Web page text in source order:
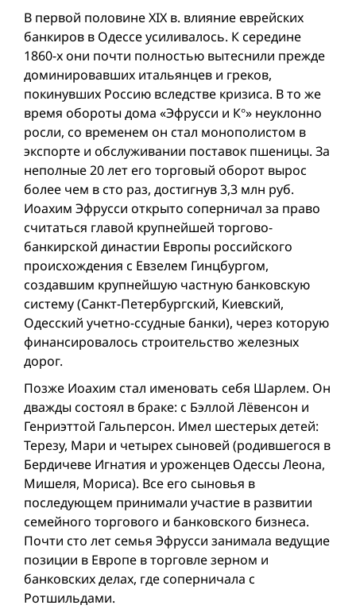
В первой половине XIX в. влияние еврейских
банкиров в Одессе усиливалось. К середине
1860-х они почти полностью вытеснили прежде
доминировавших итальянцев и греков,
покинувших Россию вследстве кризиса. В то же
время обороты дома «Эфрусси и К°» неуклонно
росли, со временем он стал монополистом в
экспорте и обслуживании поставок пшеницы. За
неполные 20 лет его торговый оборот вырос
более чем в сто раз, достигнув 3,3 млн руб.
Иоахим Эфрусси открыто соперничал за право
считаться главой крупнейшей торгово-
банкирской династии Европы российского
происхождения с Евзелем Гинцбургом,
создавшим крупнейшую частную банковскую
систему (Санкт-Петербургский, Киевский,
Одесский учетно-ссудные банки), через которую
финансировалось строительство железных
дорог.
Позже Иоахим стал именовать себя Шарлем. Он
дважды состоял в браке: с Бэллой Лёвенсон и
Генриэттой Гальперсон. Имел шестерых детей:
Терезу, Мари и четырех сыновей (родившегося в
Бердичеве Игнатия и уроженцев Одессы Леона,
Мишеля, Мориса). Все его сыновья в
последующем принимали участие в развитии
семейного торгового и банковского бизнеса.
Почти сто лет семья Эфрусси занимала ведущие
позиции в Европе в торговле зерном и
банковских делах, где соперничала с
Ротшильдами.